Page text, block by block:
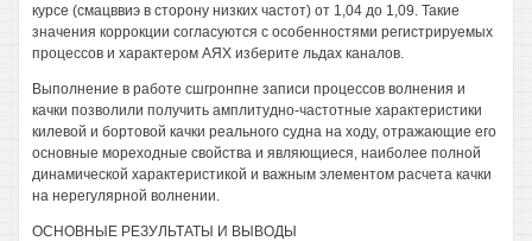
курсе (смацввиэ в сторону низких частот) от 1,04 до 1,09. Такие
значения коррокции согласуются с особенностями регистрируемых
процессов и характером АЯХ изберите льдах каналов.
Выполнение в работе сшгронпне записи процессов волнения и
качки позволили получить амплитудно-частотные характеристики
килевой и бортовой качки реального судна на ходу, отражающие его
основные мореходные свойства и являющиеся, наиболее полной
динамической характеристикой и важным элементом расчета качки
на нерегулярной волнении.
ОСНОВНЫЕ РЕЗУЛЬТАТЫ И ВЫВОДЫ